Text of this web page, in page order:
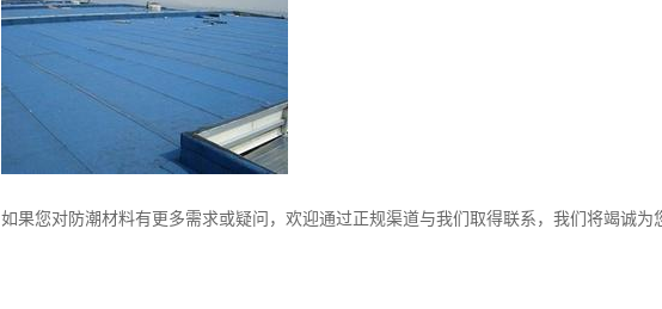
如果您对防潮材料有更多需求或疑问，欢迎通过正规渠道与我们取得联系，我们将竭诚为